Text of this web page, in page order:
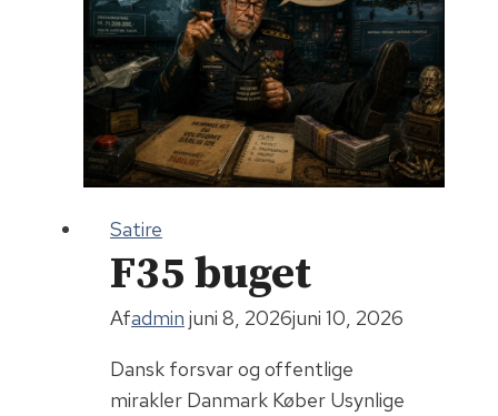
Satire
F35 buget
Afadmin juni 8, 2026juni 10, 2026
Dansk forsvar og offentlige
mirakler Danmark Køber Usynlige